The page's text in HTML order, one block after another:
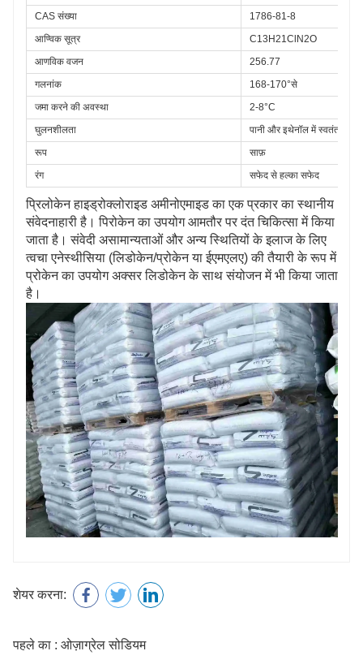
CAS संख्या
1786-81-8
आण्विक सूत्र
C13H21ClN2O
आणविक वजन
256.77
गलनांक
168-170°से
जमा करने की अवस्था
2-8°C
घुलनशीलता
पानी और इथेनॉल में स्वतंत्र रूप
रूप
साफ़
रंग
सफेद से हल्का सफेद
प्रिलोकेन हाइड्रोक्लोराइड अमीनोएमाइड का एक प्रकार का स्थानीय
संवेदनाहारी है। पिरोकेन का उपयोग आमतौर पर दंत चिकित्सा में किया
जाता है। संवेदी असामान्यताओं और अन्य स्थितियों के इलाज के लिए
त्वचा एनेस्थीसिया (लिडोकेन/प्रोकेन या ईएमएलए) की तैयारी के रूप में
प्रोकेन का उपयोग अक्सर लिडोकेन के साथ संयोजन में भी किया जाता
है।
शेयर करना:
पहले का : ओज़ाग्रेल सोडियम